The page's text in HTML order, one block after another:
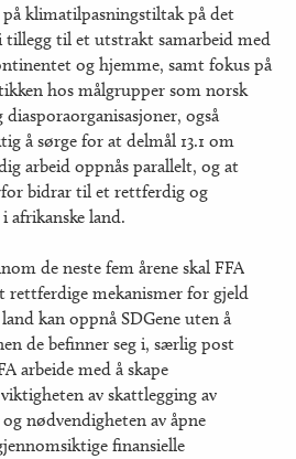
klimatilpasningstiltak på det
tillegg til et utstrakt samarbeid med
og hjemme, samt fokus på
hos målgrupper som norsk
også
å sørge for at delmål 13.1 om
arbeid oppnås parallelt, og at
bidrar til et rettferdig og
land.
de neste fem årene skal FFA
rettferdige mekanismer for gjeld
kan oppnå SDGene uten å
de befinner seg i, særlig post
arbeide med å skape
av skattlegging av
nødvendigheten av åpne
finansielle